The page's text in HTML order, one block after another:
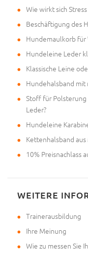
Wie wirkt sich
Beschäftigung des
Hundemaulkorb
Hundeleine Leder
Klassische Leine
Hundehalsband
Stoff für Polsterung
Leder?
Hundeleine
Kettenhalsband
10% Preisnachlass
WEITERE
Trainerausbildung
Ihre Meinung
Wie zu messen Sie